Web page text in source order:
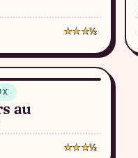
★★★½
au
★★★½